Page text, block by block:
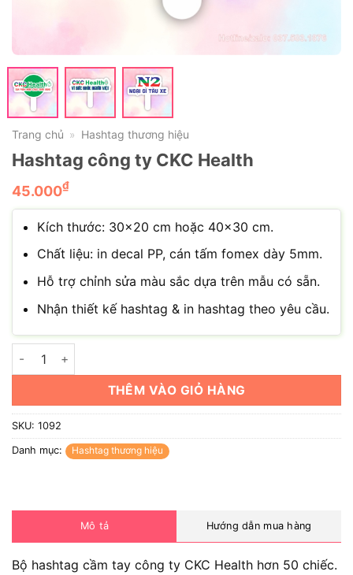
Trang chủ » Hashtag thương hiệu
Hashtag công ty CKC Health
45.000₫
Kích thước: 30×20 cm hoặc 40×30 cm.
Chất liệu: in decal PP, cán tấm fomex dày 5mm.
Hỗ trợ chỉnh sửa màu sắc dựa trên mẫu có sẵn.
Nhận thiết kế hashtag & in hashtag theo yêu cầu.
Hashtag công ty CKC Health số lượng
THÊM VÀO GIỎ HÀNG
SKU: 1092
Danh mục: Hashtag thương hiệu
Mô tả Hướng dẫn mua hàng
Bộ hashtag cầm tay công ty CKC Health hơn 50 chiếc.